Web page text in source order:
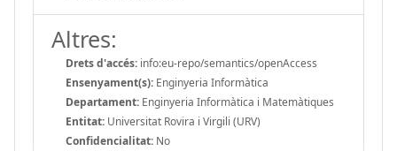
Altres:
Drets d'accés: info:eu-repo/semantics/openAccess
Ensenyament(s): Enginyeria Informàtica
Departament: Enginyeria Informàtica i Matemàtiques
Entitat: Universitat Rovira i Virgili (URV)
Confidencialitat: No